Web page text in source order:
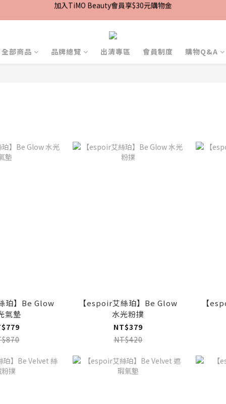
加入TiMO Beauty會員享$30元購物金
宅配｜台灣本島滿$2,499免運 | 台灣離島滿$2,999免運
超商｜全館滿 $1499 享免運優惠
加入TiMO Beauty會員享$30元購物金
全部商品
品牌總覽 出清專區 會員制度 購物Q&A
珀】Be Glow
氣墊
【espoir艾絲珀】Be Glow
水光粉撲
NT$379
NT$420
【